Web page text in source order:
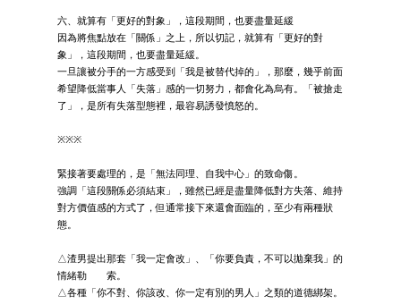
六、就算有「更好的對象」，這段期間，也要盡量延緩
因為將焦點放在「關係」之上，所以切記，就算有「更好的對
象」，這段期間，也要盡量延緩。
一旦讓被分手的一方感受到「我是被替代掉的」，那麼，幾乎前面
希望降低當事人「失落」感的一切努力，都會化為烏有。「被搶走
了」，是所有失落型態裡，最容易誘發憤怒的。
※※※
緊接著要處理的，是「無法同理、自我中心」的致命傷。
強調「這段關係必須結束」，雖然已經是盡量降低對方失落、維持
對方價值感的方式了，但通常接下來還會面臨的，至少有兩種狀
態。
△渣男提出那套「我一定會改」、「你要負責，不可以拋棄我」的
情緒勒 索。
△各種「你不對、你該改、你一定有別的男人」之類的道德綁架。